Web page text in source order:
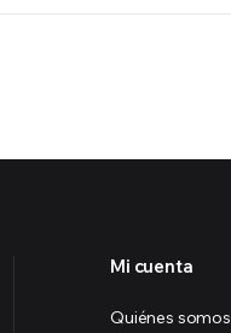
Mi cuenta
Quiénes somos